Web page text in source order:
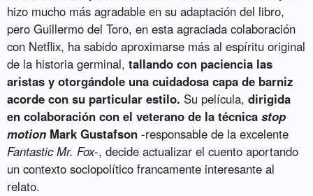
hizo mucho más agradable en su adaptación del libro,
pero Guillermo del Toro, en esta agraciada colaboración
con Netflix, ha sabido aproximarse más al espíritu original
de la historia germinal,tallando con paciencia las
aristas y otorgándole una cuidadosa capa de barniz
acorde con su particular estilo. Su película,dirigida
en colaboración con el veterano de la técnicastop
motion Mark Gustafson -responsable de la excelente
Fantastic Mr. Fox-, decide actualizar el cuento aportando
un contexto sociopolítico francamente interesante al
relato.